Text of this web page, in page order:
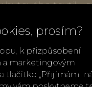
bytového textilu
textílie, tekutý
prosím?
k přizpůsobení
a marketingovým
tlačítko „Přijímám“